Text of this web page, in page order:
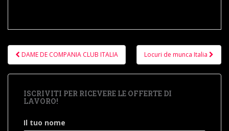
Navigare
în
articole
DAME DE COMPANIA CLUB ITALIA Locuri de munca Italia
ISCRIVITI PER RICEVERE LE OFFERTE DI
LAVORO!
Il tuo nome